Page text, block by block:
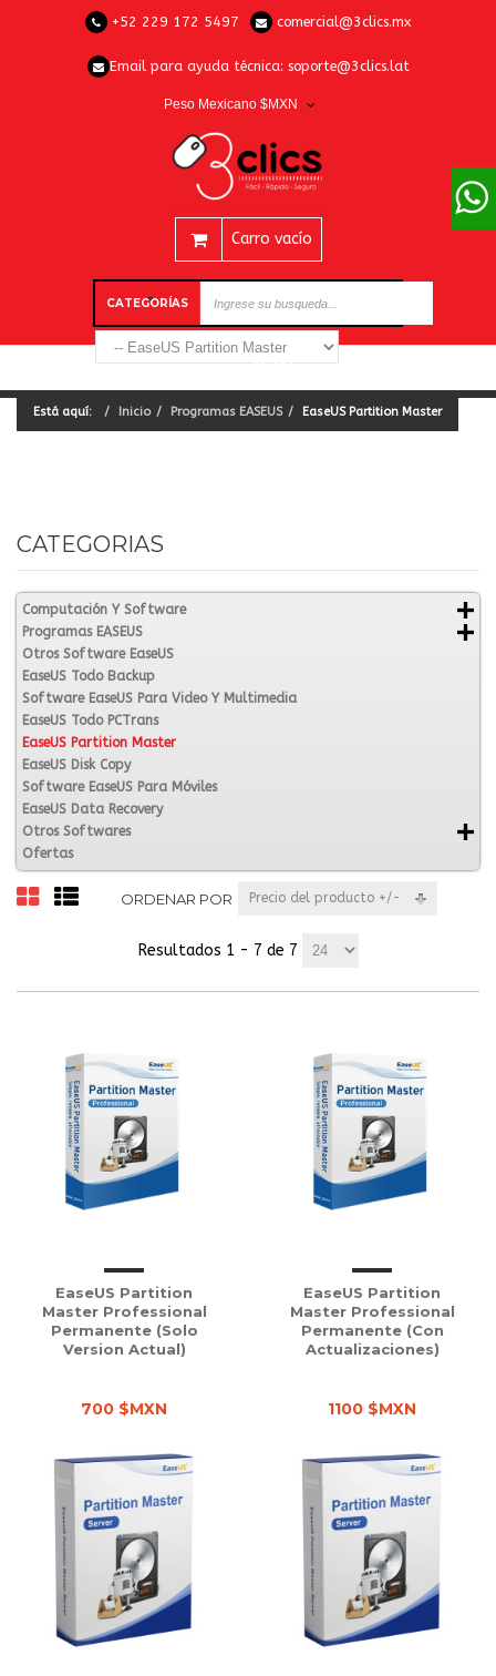
+52 229 172 5497 comercial@3clics.mx
Email para ayuda técnica: soporte@3clics.lat
Peso Mexicano $MXN
Carro vacío
CATEGORÍAS
Está aquí: Inicio Programas EASEUS EaseUS Partition Master
CATEGORIAS
Computación Y Software
Programas EASEUS
Otros Software EaseUS
EaseUS Todo Backup
Software EaseUS Para Video Y Multimedia
EaseUS Todo PCTrans
EaseUS Partition Master
EaseUS Disk Copy
Software EaseUS Para Móviles
EaseUS Data Recovery
Otros Softwares
Ofertas
ORDENAR POR Precio del producto +/-
Resultados 1 - 7 de 7
EaseUS Partition
Master Professional
Permanente (solo
Version Actual)
700 $MXN
EaseUS Partition
Master Professional
Permanente (con
Actualizaciones)
1100 $MXN